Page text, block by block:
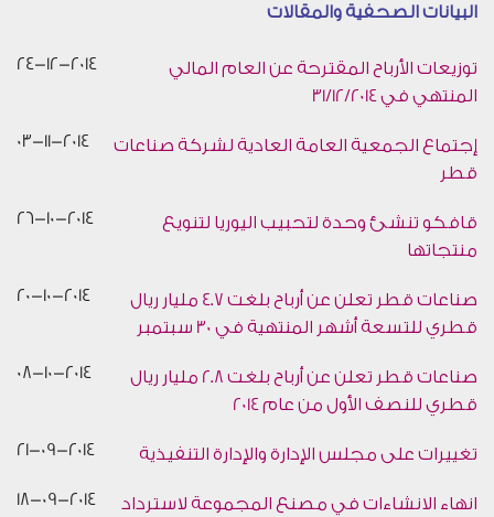
البيانات الصحفية والمقالات
توزيعات الأرباح المقترحة عن العام المالي
المنتهي في 31/12/2014
24-12-2014
إجتماع الجمعية العامة العادية لشركة صناعات
قطر
03-11-2014
قافكو تنشئ وحدة لتحبيب اليوريا لتنويع
منتجاتها
26-10-2014
صناعات قطر تعلن عن أرباح بلغت 4.7 مليار ريال
قطري للتسعة أشهر المنتهية في 30 سبتمبر
20-10-2014
صناعات قطر تعلن عن أرباح بلغت 2.8 مليار ريال
قطري للنصف الأول من عام 2014
08-10-2014
تغييرات على مجلس الإدارة والإدارة التنفيذية 21-09-2014
انهاء الانشاءات في مصنع المجموعة لاسترداد
18-09-2014